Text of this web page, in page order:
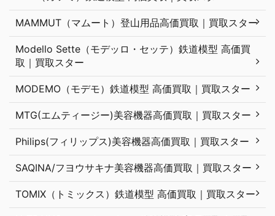
MAMMUT（マムート）登山用品高価買取｜買取スター
Modello Sette（モデッロ・セッテ）鉄道模型 高価買
取｜買取スター
MODEMO（モデモ）鉄道模型 高価買取｜買取スター
MTG(エムティージー)美容機器高価買取｜買取スター
Philips(フィリップス)美容機器高価買取｜買取スター
SAQINA/フヨウサキナ美容機器高価買取｜買取スター
TOMIX（トミックス）鉄道模型 高価買取｜買取スター